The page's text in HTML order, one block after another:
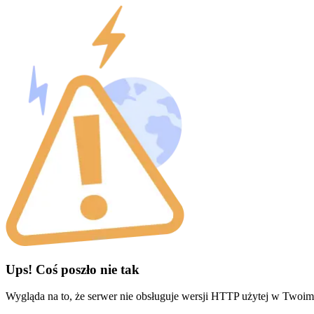
Ups! Coś poszło nie tak
Wygląda na to, że serwer nie obsługuje wersji HTTP użytej w